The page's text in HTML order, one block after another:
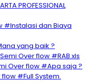
PROFESSIONAL
#Instalasi dan Biaya
yang baik ?
Over flow #RAB.xls
Over flow #Apa saja ?
#Full System.